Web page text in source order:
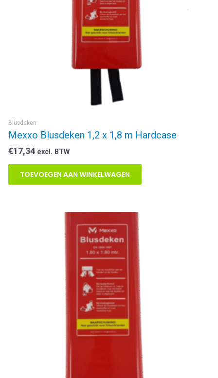
Blusdeken
Mexxo Blusdeken 1,2 x 1,8 m Hardcase
€17,34 excl. BTW
TOEVOEGEN AAN WINKELWAGEN